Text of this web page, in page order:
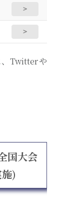
＞
＞
Twitterや
国大会
)